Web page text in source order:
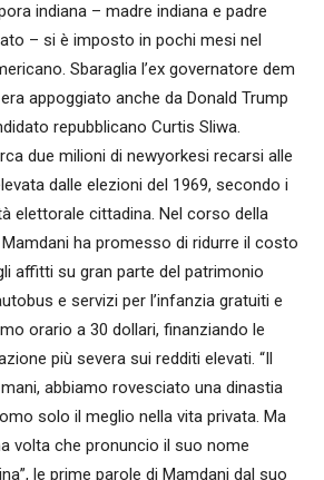
indiana – madre indiana e padre
– si è imposto in pochi mesi nel
Sbaraglia l’ex governatore dem
appoggiato anche da Donald Trump
repubblicano Curtis Sliwa.
due milioni di newyorkesi recarsi alle
dalle elezioni del 1969, secondo i
elettorale cittadina. Nel corso della
ha promesso di ridurre il costo
affitti su gran parte del patrimonio
e servizi per l’infanzia gratuiti e
orario a 30 dollari, finanziando le
più severa sui redditi elevati. “Il
abbiamo rovesciato una dinastia
solo il meglio nella vita privata. Ma
volta che pronuncio il suo nome
le prime parole di Mamdani dal suo